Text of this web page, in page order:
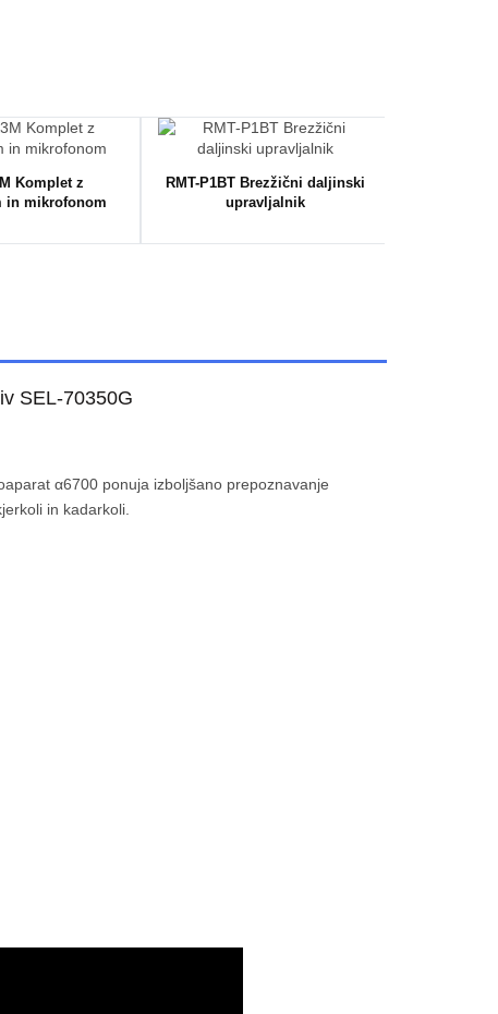
Komplet z
in mikrofonom
RMT-P1BT Brezžični daljinski
upravljalnik
SEL-70350G
α6700 ponuja izboljšano prepoznavanje
in kadarkoli.